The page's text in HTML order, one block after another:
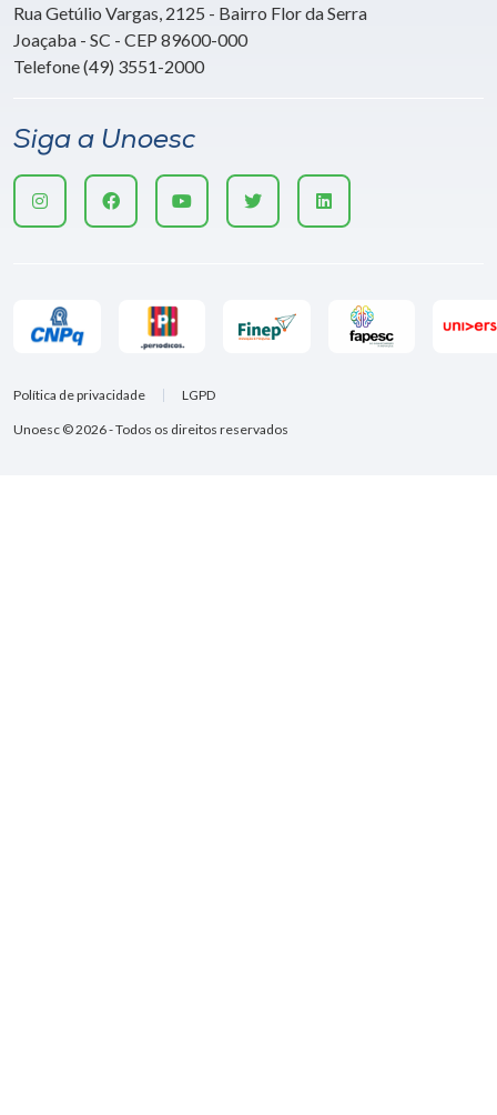
Rua Getúlio Vargas, 2125 - Bairro Flor da Serra
Joaçaba - SC - CEP 89600-000
Telefone (49) 3551-2000
Siga a Unoesc
Unoesc © 2026 - Todos os direitos reservados
Política de privacidade LGPD